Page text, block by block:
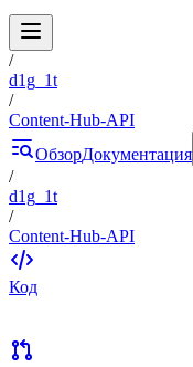
/
d1g_1t
/
Content-Hub-API
ОбзорДокументация
/
d1g_1t
/
Content-Hub-API
Код